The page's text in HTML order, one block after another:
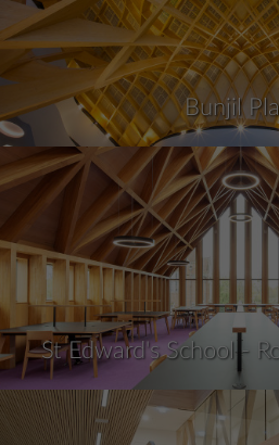
Bunjil
St Edward's School -